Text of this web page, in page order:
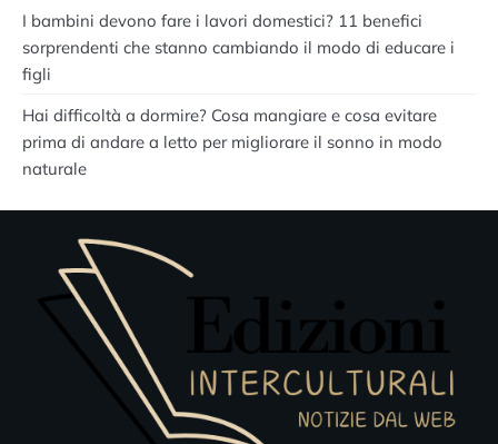
I bambini devono fare i lavori domestici? 11 benefici
sorprendenti che stanno cambiando il modo di educare i
figli
Hai difficoltà a dormire? Cosa mangiare e cosa evitare
prima di andare a letto per migliorare il sonno in modo
naturale